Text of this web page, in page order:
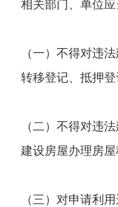
相关部门、单位应
（一）不得对违
转移登记、抵押登
（二）不得对违
建设房屋办理房屋
（三）对申请利